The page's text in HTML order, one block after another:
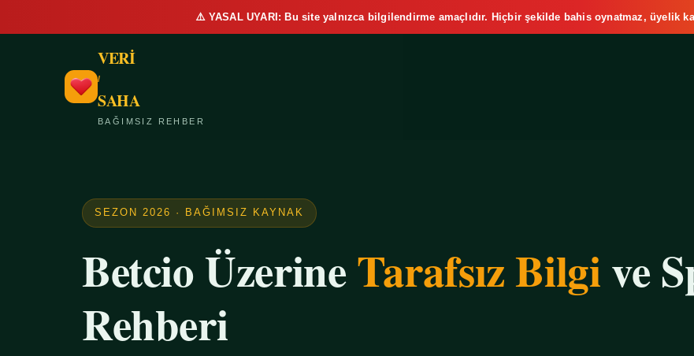
⚠️ YASAL UYARI: Bu site yalnızca bilgilendirme amaçlıdır. Hiçbir şekilde bahis oynatmaz, üyelik
VERİ
/
SAHA
BAĞIMSIZ REHBER
SEZON 2026 · BAĞIMSIZ KAYNAK
Betcio ÜzerineTarafsız Bilgive
Rehberi